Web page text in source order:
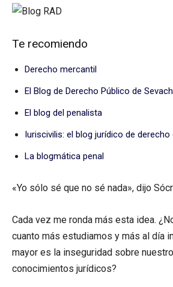
Te recomiendo
Derecho mercantil
El Blog de Derecho Público de Sevach
El blog del penalista
Iuriscivilis: el blog jurídico de
La blogmática penal
«Yo sólo sé que no sé nada», dijo
Cada vez me ronda más esta idea.
cuanto más estudiamos y más al día
mayor es la inseguridad sobre
conocimientos jurídicos?